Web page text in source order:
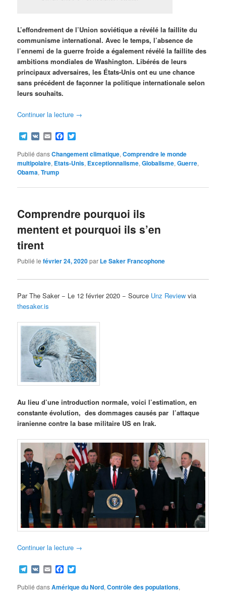
L’effondrement de l’Union soviétique a révélé la faillite du
communisme international. Avec le temps, l’absence de
l’ennemi de la guerre froide a également révélé la faillite des
ambitions mondiales de Washington. Libérés de leurs
principaux adversaires, les États-Unis ont eu une chance
sans précédent de façonner la politique internationale selon
leurs souhaits.
Continuer la lecture →
Telegram
VK EmailFacebook
Publié dansChangement climatique,Comprendre le monde
multipolaire, Etats-Unis, Exceptionnalisme,Globalisme,Guerre,
Obama,Trump
Comprendre pourquoi ils
mentent et pourquoi ils s’en
tirent
Publié lefévrier 24, 2020par Le Saker Francophone
Par The Saker − Le 12 février 2020 − Source Unz Review via
thesaker.is
Au lieu d’une introduction normale, voici l’estimation, en
constante évolution, des dommages causés par l’attaque
iranienne contre la base militaire US en Irak.
Continuer la lecture →
Telegram
VK EmailFacebook
Publié dansAmérique du Nord,Contrôle des populations,